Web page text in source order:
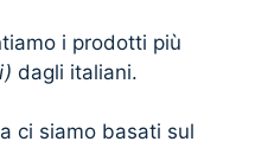
i prodotti più
dagli italiani.
ci siamo basati sul